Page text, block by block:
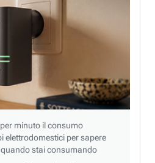
minuto il consumo
elettrodomestici per sapere
stai consumando